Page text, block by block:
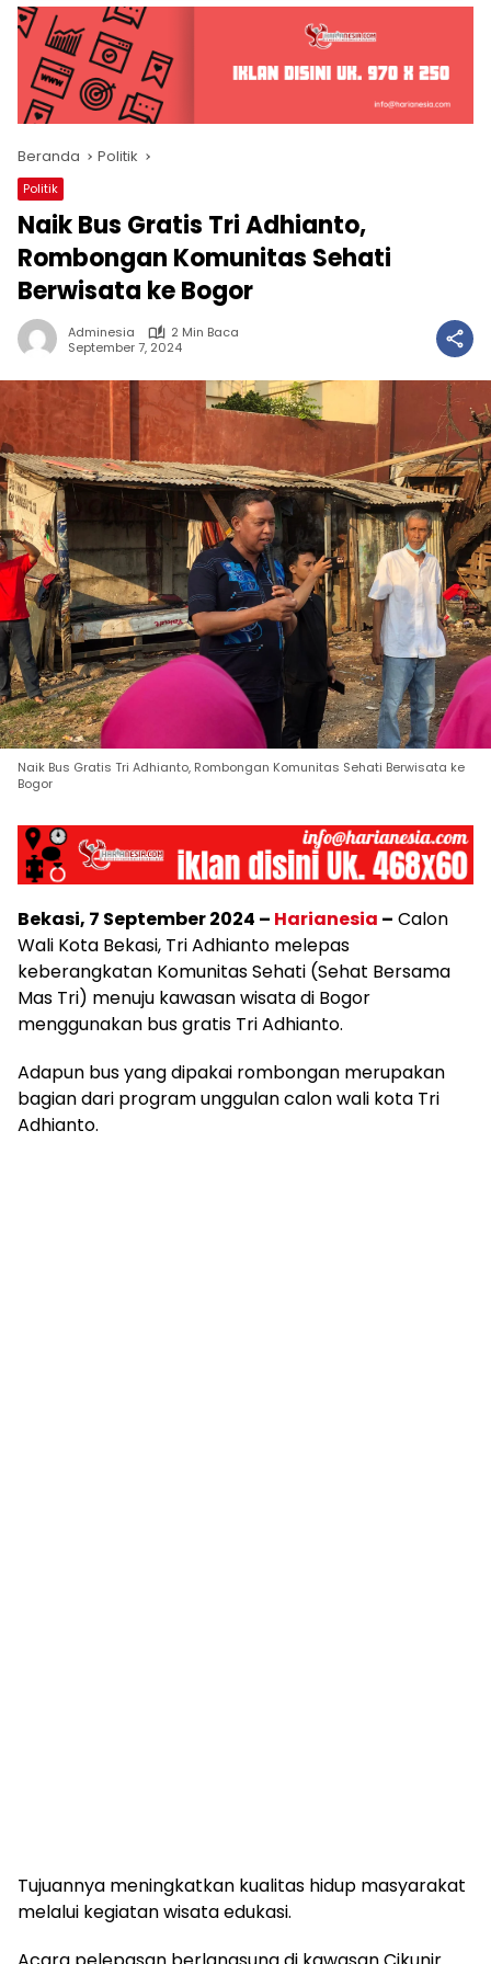
Beranda Politik
Politik
Naik Bus Gratis Tri Adhianto,
Rombongan Komunitas Sehati
Berwisata ke Bogor
Adminesia
2 Min Baca
September 7, 2024
Naik Bus Gratis Tri Adhianto, Rombongan Komunitas Sehati Berwisata ke
Bogor
Bekasi, 7 September 2024 – Harianesia – Calon
Wali Kota Bekasi, Tri Adhianto melepas
keberangkatan Komunitas Sehati (Sehat Bersama
Mas Tri) menuju kawasan wisata di Bogor
menggunakan bus gratis Tri Adhianto.
Adapun bus yang dipakai rombongan merupakan
bagian dari program unggulan calon wali kota Tri
Adhianto.
Tujuannya meningkatkan kualitas hidup masyarakat
melalui kegiatan wisata edukasi.